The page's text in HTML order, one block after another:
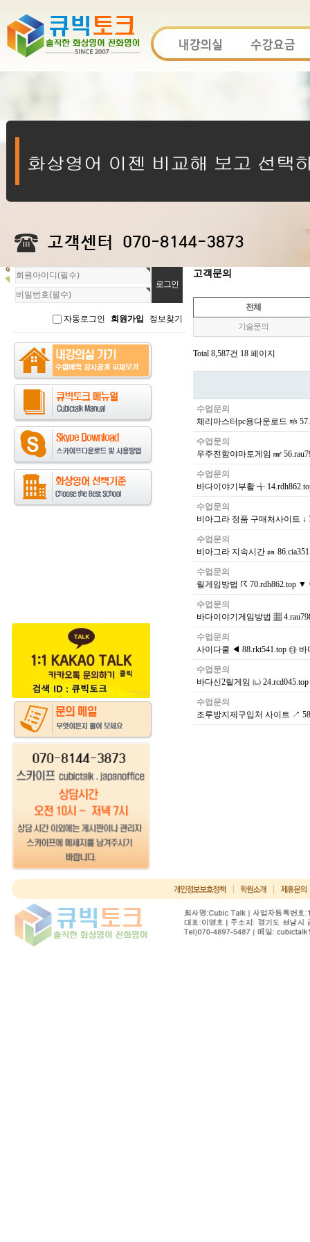
회
원
로
자동로그인 회원가입 정보찾기
고객문의
전체
기술문의
Total 8,587건 18 페이지
수업문의
체리마스터pc용다운로드 ㎧
수업문의
우주전함야마토게임 ㎣
수업문의
바다이야기부활 ╅
수업문의
비아그라 정품 구매처사이트 ↓
수업문의
비아그라 지속시간 ㏘
수업문의
릴게임방법 ☈ 70.rdh862.top ▼
수업문의
바다이야기게임방법 ▦
수업문의
사이다쿨 ◀ 88.rkt541.top ㉰
수업문의
바다신2릴게임 ㈁
수업문의
조루방지제구입처 사이트 ↗